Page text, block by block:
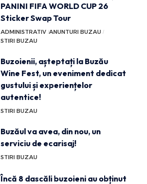
PANINI FIFA WORLD CUP 26
Sticker Swap Tour
ADMINISTRATIV ANUNTURI BUZAU
STIRI BUZAU
Buzoienii, așteptați la Buzău
Wine Fest, un eveniment dedicat
gustului și experiențelor
autentice!
STIRI BUZAU
Buzăul va avea, din nou, un
serviciu de ecarisaj!
STIRI BUZAU
Încă 8 dascăli buzoieni au obținut